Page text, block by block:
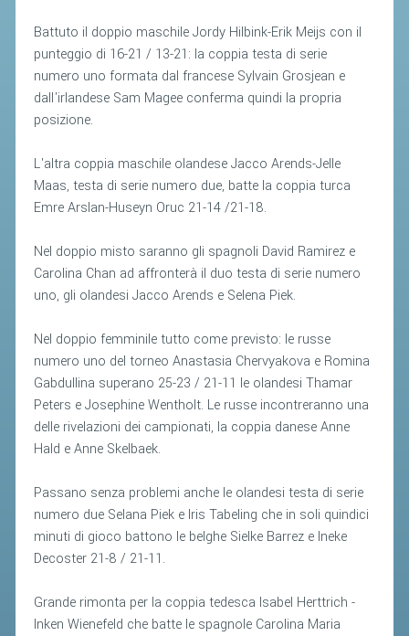
Battuto il doppio maschile Jordy Hilbink-Erik Meijs con il
punteggio di 16-21 / 13-21: la coppia testa di serie
numero uno formata dal francese Sylvain Grosjean e
dall'irlandese Sam Magee conferma quindi la propria
posizione.
L'altra coppia maschile olandese Jacco Arends-Jelle
Maas, testa di serie numero due, batte la coppia turca
Emre Arslan-Huseyn Oruc 21-14 /21-18.
Nel doppio misto saranno gli spagnoli David Ramirez e
Carolina Chan ad affronterà il duo testa di serie numero
uno, gli olandesi Jacco Arends e Selena Piek.
Nel doppio femminile tutto come previsto: le russe
numero uno del torneo Anastasia Chervyakova e Romina
Gabdullina superano 25-23 / 21-11 le olandesi Thamar
Peters e Josephine Wentholt. Le russe incontreranno una
delle rivelazioni dei campionati, la coppia danese Anne
Hald e Anne Skelbaek.
Passano senza problemi anche le olandesi testa di serie
numero due Selana Piek e Iris Tabeling che in soli quindici
minuti di gioco battono le belghe Sielke Barrez e Ineke
Decoster 21-8 / 21-11.
Grande rimonta per la coppia tedesca Isabel Herttrich -
Inken Wienefeld che batte le spagnole Carolina Maria
TESSERAMENTO
AFFILIAZIONE E TESSERAMENTO
CONVENZIONI
ACCEDI AL TESSERAMENTO ON
ASSICURAZIONE
MODULI
GARE ED EVENTI
CALENDARIO
COMUNICATI
CAMPIONATI A SQUADRE
EVENTI INTERNAZIONALI
CLASSIFICHE 2013-2020